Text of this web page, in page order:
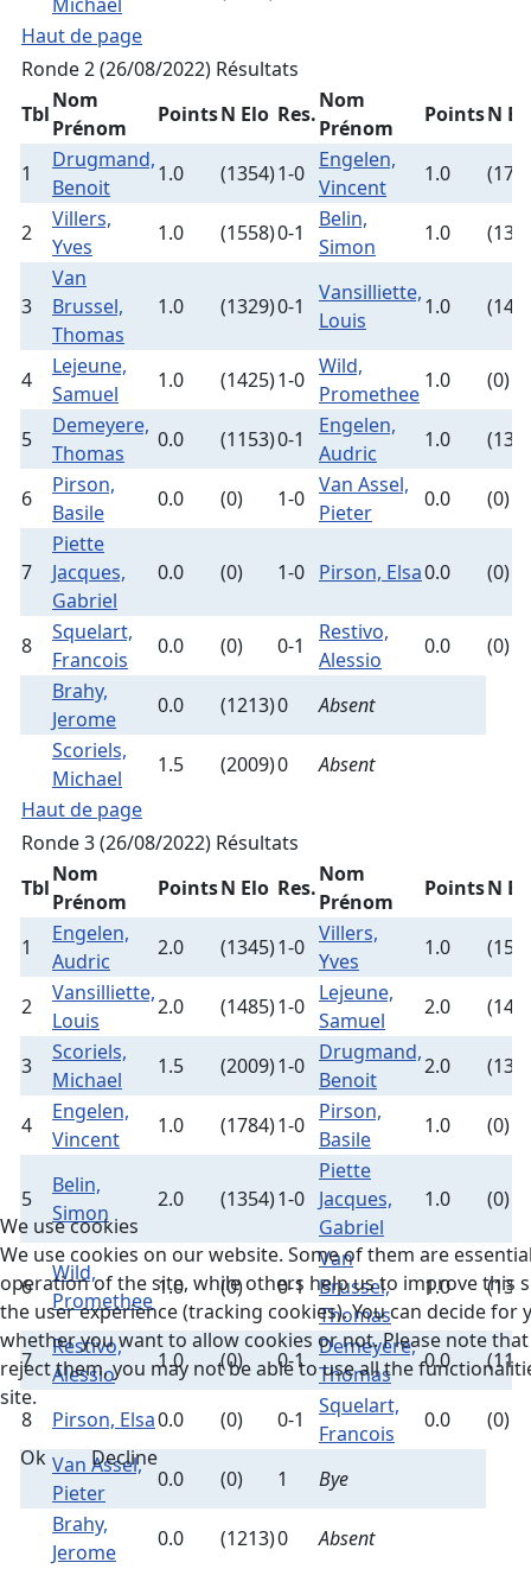
Haut de page
Ronde 2 (26/08/2022) Résultats
Tbl
Nom
Prénom
PointsN Elo Res.
Nom
Prénom
PointsN
1
Drugmand,
Benoit
1.0 (1354)1-0
Engelen,
Vincent
1.0
2
Villers,
Yves
1.0 (1558)0-1
Belin,
Simon
1.0
3
Van
Brussel,
Thomas
1.0 (1329)0-1
Vansilliette,
Louis
1.0
4
Lejeune,
Samuel
1.0 (1425)1-0
Wild,
Promethee
1.0 (0)
5
Demeyere,
Thomas
0.0 (1153)0-1
Engelen,
Audric
1.0
6
Pirson,
Basile
0.0 (0) 1-0
Van Assel,
Pieter
0.0 (0)
7
Piette
Jacques,
Gabriel
0.0 (0) 1-0 Pirson, Elsa0.0 (0)
8
Squelart,
Francois
0.0 (0) 0-1
Restivo,
Alessio
0.0
(0)
Brahy,
Jerome
0.0 (1213)0
Absent
Scoriels,
Michael
1.5 (2009)0
Absent
Haut de page
Ronde 3 (26/08/2022) Résultats
Tbl
Nom
Prénom
PointsN Elo Res.
Nom
Prénom
PointsN
1
Engelen,
Audric
2.0 (1345)1-0
Villers,
Yves
1.0
2
Vansilliette,
Louis
2.0 (1485)1-0
Lejeune,
Samuel
2.0
3
Scoriels,
Michael
1.5 (2009)1-0
Drugmand,
Benoit
2.0
4
Engelen,
Vincent
1.0 (1784)1-0
Pirson,
Basile
1.0 (0)
5
Belin,
Simon
2.0 (1354)1-0
Piette
Jacques,
Gabriel
1.0 (0)
6
Wild,
Promethee
1.0 (0) 0-1
Van
Brussel,
Thomas
1.0
7
Restivo,
Alessio
1.0 (0) 0-1
Demeyere,
Thomas
0.0
8 Pirson, Elsa0.0 (0) 0-1
Squelart,
Francois
0.0
(0)
Van Assel,
Pieter
0.0 (0) 1
Bye
Brahy,
Jerome
0.0 (1213)0
Absent
We use cookies
We use cookies on our website. Some of them are
operation of the site, while others help us to improve this
the user experience (tracking cookies). You can decide for
whether you want to allow cookies or not. Please note
reject them, you may not be able to use all the
site.
Ok Decline